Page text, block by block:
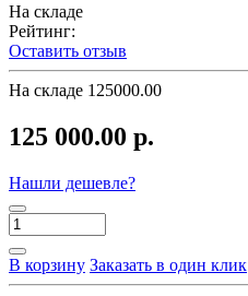
На складе
Рейтинг:
Оставить отзыв
На складе 125000.00
125 000.00 р.
Нашли дешевле?
В корзину Заказать в один клик